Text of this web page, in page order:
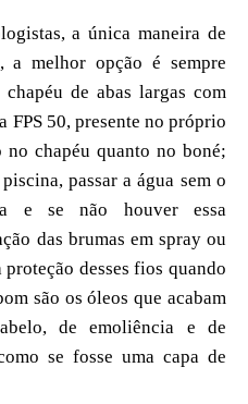
a única maneira de
a melhor opção é sempre
de abas largas com
50, presente no próprio
chapéu quanto no boné;
passar a água sem o
e se não houver essa
das brumas em spray ou
desses fios quando
são os óleos que acabam
de emoliência e de
se fosse uma capa de